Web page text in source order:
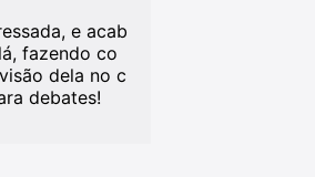
e acab
fazendo co
dela no c
debates!